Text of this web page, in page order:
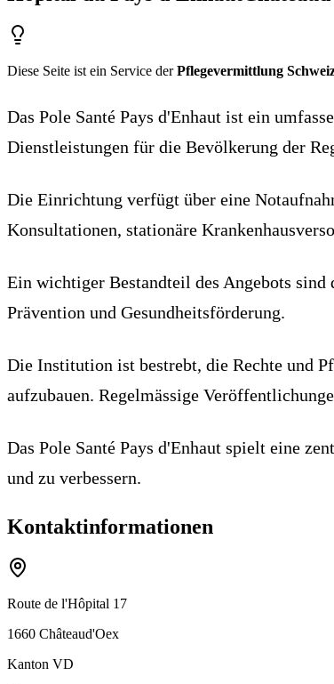
Diese Seite ist ein Service derPflegevermittlung
Das Pole Santé Pays d'Enhaut ist ein
Dienstleistungen für die Bevölkerung der
Die Einrichtung verfügt über eine
Konsultationen, stationäre
Ein wichtiger Bestandteil des Angebots sind
Prävention und Gesundheitsförderung.
Die Institution ist bestrebt, die Rechte und
aufzubauen. Regelmässige
Das Pole Santé Pays d'Enhaut spielt eine
und zu verbessern.
Kontaktinformationen
Route de l'Hôpital 17
1660 Château­d'Oex
Kanton VD